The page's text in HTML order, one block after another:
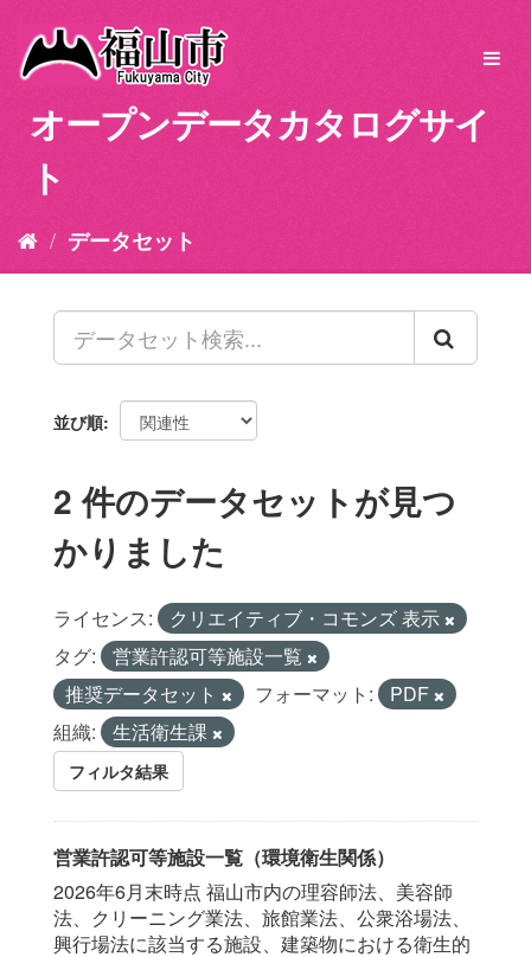
オープンデータカタログサイ
ト
データセット
並び順
2 件のデータセットが見つ
かりました
ライセンス:
クリエイティブ・コモンズ 表示
タグ:
営業許認可等施設一覧
推奨データセット
フォーマット:
PDF
組織:
生活衛生課
フィルタ結果
営業許認可等施設一覧（環境衛生関係）
2026年6月末時点 福山市内の理容師法、美容師
法、クリーニング業法、旅館業法、公衆浴場法、
興行場法に該当する施設、建築物における衛生的